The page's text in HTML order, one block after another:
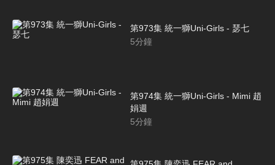
第973集 統一獅Uni-Girls - 瑟七
5分鐘
第974集 統一獅Uni-Girls - Mimi 趙
娟週
5分鐘